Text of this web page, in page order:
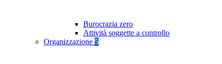
Burocrazia zero
Attività soggette a controllo
Organizzazione 5